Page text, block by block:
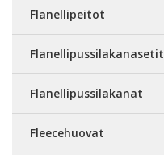
Flanellipeitot
Flanellipussilakanasetit
Flanellipussilakanat
Fleecehuovat